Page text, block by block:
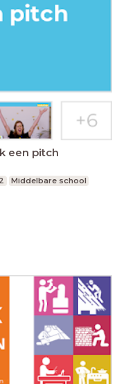
een pitch
Middelbare school